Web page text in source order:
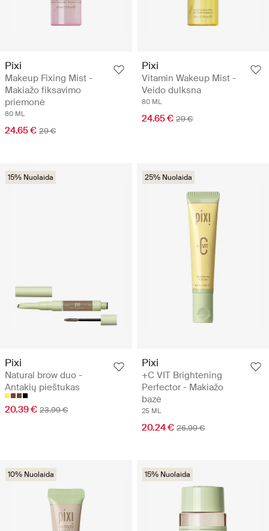
Pixi
Makeup Fixing Mist -
Makiažo fiksavimo
priemonė
80 ML
24.65 € 29 €
Pixi
Vitamin Wakeup Mist -
Veido dulksna
80 ML
24.65 € 29 €
15% Nuolaida
Pixi
Natural brow duo -
Antakių pieštukas
20.39 € 23.99 €
25% Nuolaida
Pixi
+C VIT Brightening
Perfector - Makiažo
bazė
25 ML
20.24 € 26.99 €
10% Nuolaida 15% Nuolaida